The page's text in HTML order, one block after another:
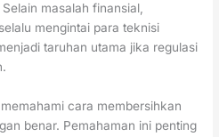
masalah finansial,
mengintai para teknisi
taruhan utama jika regulasi
cara membersihkan
benar. Pemahaman ini penting